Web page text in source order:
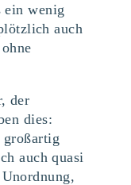
ein wenig
auch
der
dies:
auch quasi